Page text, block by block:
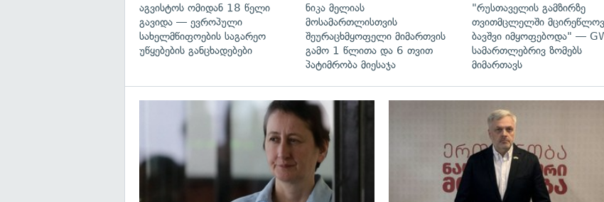
აგვისტოს ომიდან 18 წელი
გავიდა — ევროპული
სახელმწიფოების საგარეო
უწყებების განცხადებები
ნიკა მელიას
მოსამართლისთვის
შეურაცხმყოფელი მიმართვის
გამო 1 წლითა და 6 თვით
პატიმრობა მიესაჯა
"რუსთაველის გამზირზე
თვითმცლელში
ბავშვი იმყოფებოდა" —
სამართლებრივ ზომებს
მიმართავს